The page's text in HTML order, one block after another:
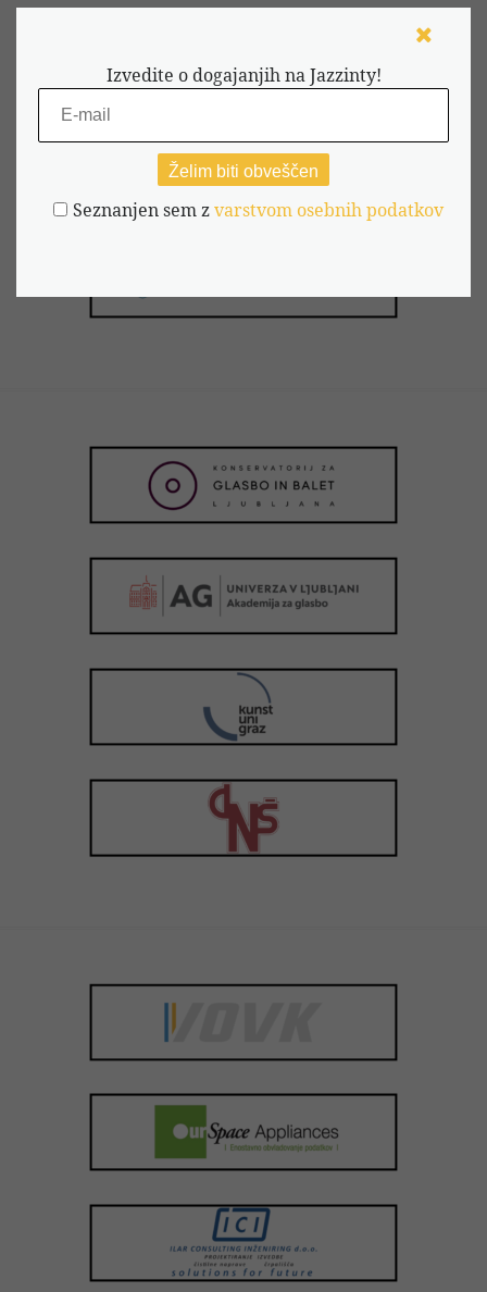
Izvedite o dogajanjih na Jazzinty!
Seznanjen sem zvarstvom osebnih podatkov